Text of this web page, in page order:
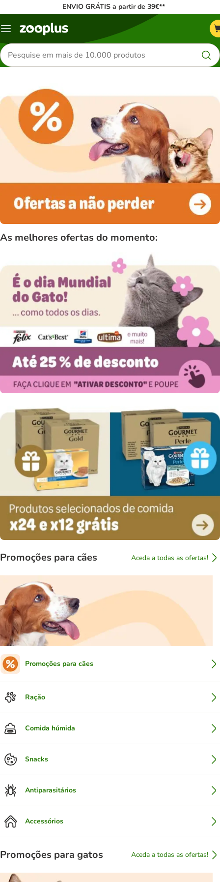
ENVIO GRÁTIS a partir de 39€**
Menu
Pesquisar
produtos
As melhores ofertas do momento:
Promoções para cães Aceda a todas as ofertas!
Promoções para cães
Ração
Comida húmida
Snacks
Antiparasitários
Accessórios
Promoções para gatos Aceda a todas as ofertas!